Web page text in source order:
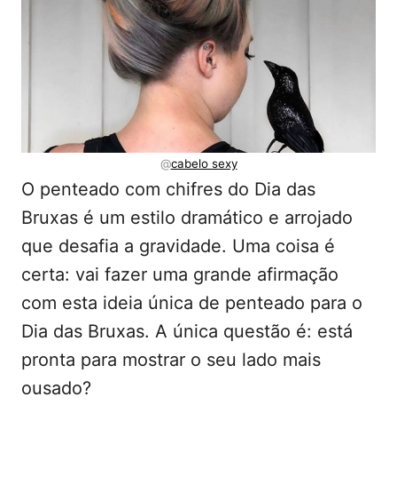
@cabelo sexy
O penteado com chifres do Dia das
Bruxas é um estilo dramático e arrojado
que desafia a gravidade. Uma coisa é
certa: vai fazer uma grande afirmação
com esta ideia única de penteado para o
Dia das Bruxas. A única questão é: está
pronta para mostrar o seu lado mais
ousado?